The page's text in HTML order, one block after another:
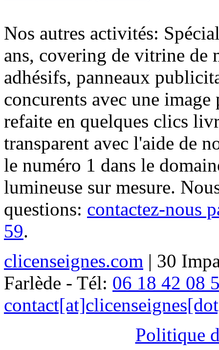
Nos autres activités:
ans, covering de vitrine de
adhésifs, panneaux
concurents avec une
refaite en quelques clics
transparent avec l'aide de
le numéro 1 dans le
lumineuse sur mesure.
questions: contactez-nous
59.
clicenseignes.com | 30
Farlède - Tél: 06 18 42 08
Politique